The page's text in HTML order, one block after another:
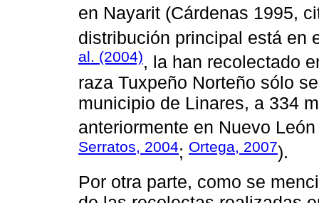
en Nayarit (Cárdenas 1995,
distribución principal está en
al. (2004), la han recolectado
raza Tuxpeño Norteño sólo
municipio de Linares, a 334
anteriormente en Nuevo
Serratos, 2004; Ortega, 2007).
Por otra parte, como se